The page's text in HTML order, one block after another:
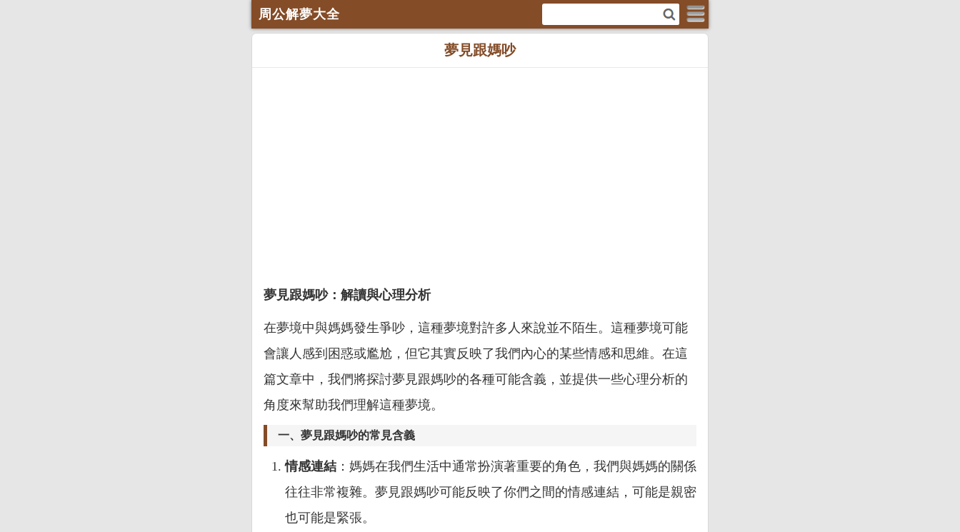
周公解夢大全
夢見跟媽吵
夢見跟媽吵：解讀與心理分析
在夢境中與媽媽發生爭吵，這種夢境對許多人來說並不陌生。這種夢境可能
會讓人感到困惑或尷尬，但它其實反映了我們內心的某些情感和思維。在這
篇文章中，我們將探討夢見跟媽吵的各種可能含義，並提供一些心理分析的
角度來幫助我們理解這種夢境。
一、夢見跟媽吵的常見含義
情感連結 ：媽媽在我們生活中通常扮演著重要的角色，我們與媽媽的關係
往往非常複雜。夢見跟媽吵可能反映了你們之間的情感連結，可能是親密
也可能是緊張。